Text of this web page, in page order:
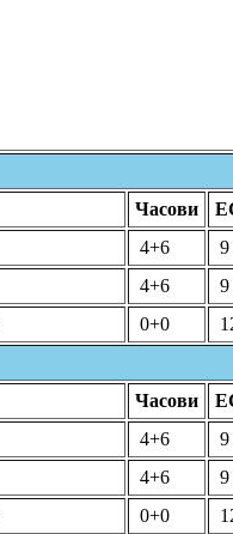
Часови
4+6
9
4+6
9
0+0
Часови
4+6
9
4+6
9
0+0